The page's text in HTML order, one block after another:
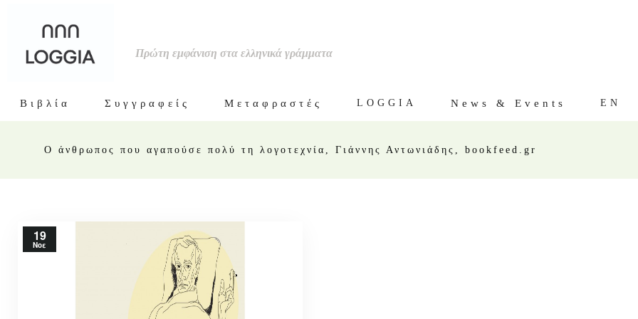
Πρώτη εμφάνιση στα ελληνικά γράμματα
Βιβλία Συγγραφείς Μεταφραστές LOGGIA News & Events EN
Ο άνθρωπος που αγαπούσε πολύ τη λογοτεχνία, Γιάννης Αντωνιάδης, bookfeed.gr
19
Νοε